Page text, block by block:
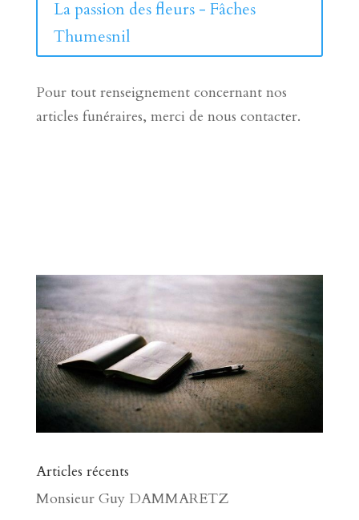
La passion des fleurs - Fâches
Thumesnil
Pour tout renseignement concernant nos
articles funéraires, merci de nous contacter.
Articles récents
Monsieur Guy DAMMARETZ